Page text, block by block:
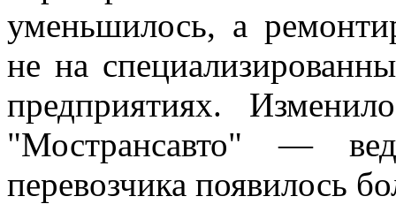
уменьшилось, а
не на
предприятиях.
"Мострансавто" —
перевозчика появилось